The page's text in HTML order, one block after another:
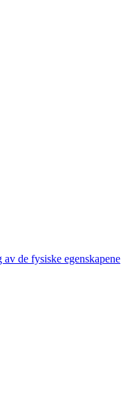
de fysiske egenskapene